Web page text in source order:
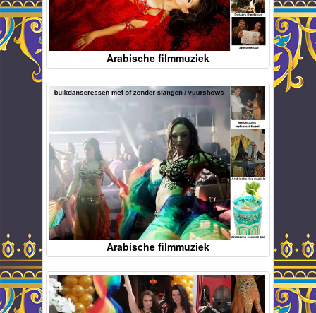
Arabische filmmuziek
Arabische filmmuziek